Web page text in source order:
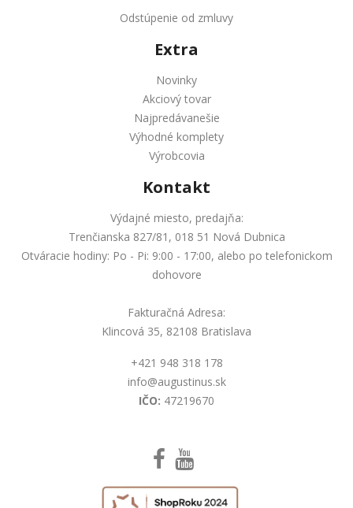
Odstúpenie od zmluvy
Extra
Novinky
Akciový tovar
Najpredávanešie
Výhodné komplety
Výrobcovia
Kontakt
Výdajné miesto, predajňa:
Trenčianska 827/81, 018 51 Nová Dubnica
Otváracie hodiny: Po - Pi: 9:00 - 17:00, alebo po telefonickom
dohovore
Fakturačná Adresa:
Klincová 35, 82108 Bratislava
+421 948 318 178
info@augustinus.sk
IČO: 47219670